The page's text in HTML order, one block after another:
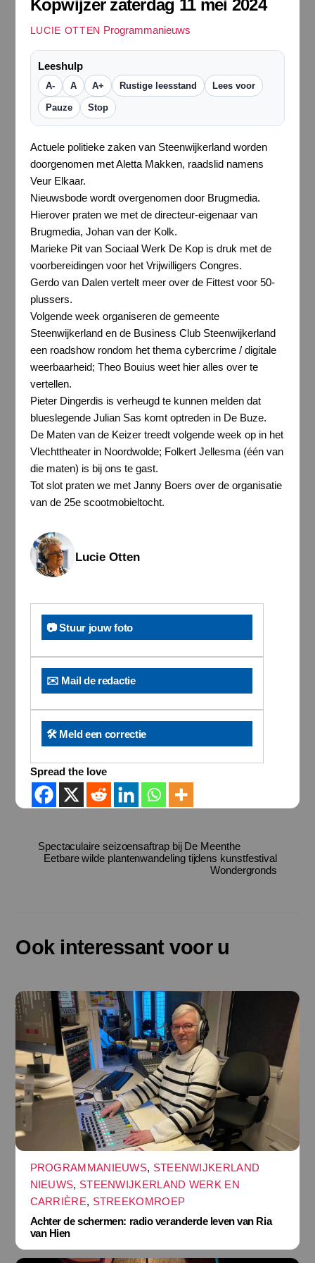
Kopwijzer zaterdag 11 mei 2024
LUCIE OTTEN Programmanieuws
Leeshulp
A- A A+ Rustige leesstand Lees voor
Pauze Stop
Actuele politieke zaken van Steenwijkerland worden
doorgenomen met Aletta Makken, raadslid namens
Veur Elkaar.
Nieuwsbode wordt overgenomen door Brugmedia.
Hierover praten we met de directeur-eigenaar van
Brugmedia, Johan van der Kolk.
Marieke Pit van Sociaal Werk De Kop is druk met de
voorbereidingen voor het Vrijwilligers Congres.
Gerdo van Dalen vertelt meer over de Fittest voor 50-
plussers.
Volgende week organiseren de gemeente
Steenwijkerland en de Business Club Steenwijkerland
een roadshow rondom het thema cybercrime / digitale
weerbaarheid; Theo Bouius weet hier alles over te
vertellen.
Pieter Dingerdis is verheugd te kunnen melden dat
blueslegende Julian Sas komt optreden in De Buze.
De Maten van de Keizer treedt volgende week op in het
Vlechttheater in Noordwolde; Folkert Jellesma (één van
die maten) is bij ons te gast.
Tot slot praten we met Janny Boers over de organisatie
van de 25e scootmobieltocht.
Lucie Otten
📷 Stuur jouw foto
✉️ Mail de redactie
🛠️ Meld een correctie
Spread the love
Spectaculaire seizoensaftrap bij De Meenthe
Eetbare wilde plantenwandeling tijdens kunstfestival
Wondergronds
Ook interessant voor u
PROGRAMMANIEUWS, STEENWIJKERLAND
NIEUWS, STEENWIJKERLAND WERK EN
CARRIÈRE, STREEKOMROEP
Achter de schermen: radio veranderde leven van Ria
van Hien